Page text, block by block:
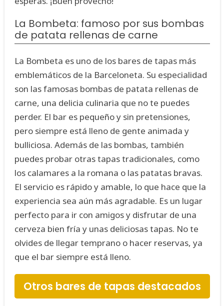
La Bombeta: famoso por sus bombas
de patata rellenas de carne
La Bombeta es uno de los bares de tapas más
emblemáticos de la Barceloneta. Su especialidad
son las famosas bombas de patata rellenas de
carne, una delicia culinaria que no te puedes
perder. El bar es pequeño y sin pretensiones,
pero siempre está lleno de gente animada y
bulliciosa. Además de las bombas, también
puedes probar otras tapas tradicionales, como
los calamares a la romana o las patatas bravas.
El servicio es rápido y amable, lo que hace que la
experiencia sea aún más agradable. Es un lugar
perfecto para ir con amigos y disfrutar de una
cerveza bien fría y unas deliciosas tapas. No te
olvides de llegar temprano o hacer reservas, ya
que el bar siempre está lleno.
Otros bares de tapas destacados